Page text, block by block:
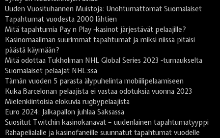
Uuden Vuosituhannen Muistoja: Unohtumattomat Suomalaiset
Tapahtumat vuodesta 2000 lähtien
Mitä tapahtumia Pay n Play -kasinot järjestävät pelaajille?
Kasinomaailman suurimmat tapahtumat ja miksi niissä pitäisi
päästä käymään?
Mitä odottaa Tukholman NHL Global Series 2023 -turnaukselta
Suomalaiset pelaajat NHL:ssä
Tämän vuoden 5 parasta älypuhelinta mobiilipelaamiseen
Kuka Barcelonan pelaajista ei vastaa odotuksia vuonna 2023
Mielenkiintoisia elokuvia rugbypelaajista
Euro 2024: Jalkapallon juhlaa Saksassa
Suositut Twitchin kasinokanavat – uudenlainen tapahtumatyyppi
Rahapelialalle ja kasinofaneille suunnatut tapahtumat vuodelle